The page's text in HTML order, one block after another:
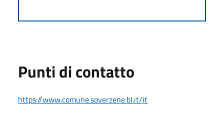
Punti di contatto
https://www.comune.soverzene.bl.it/it